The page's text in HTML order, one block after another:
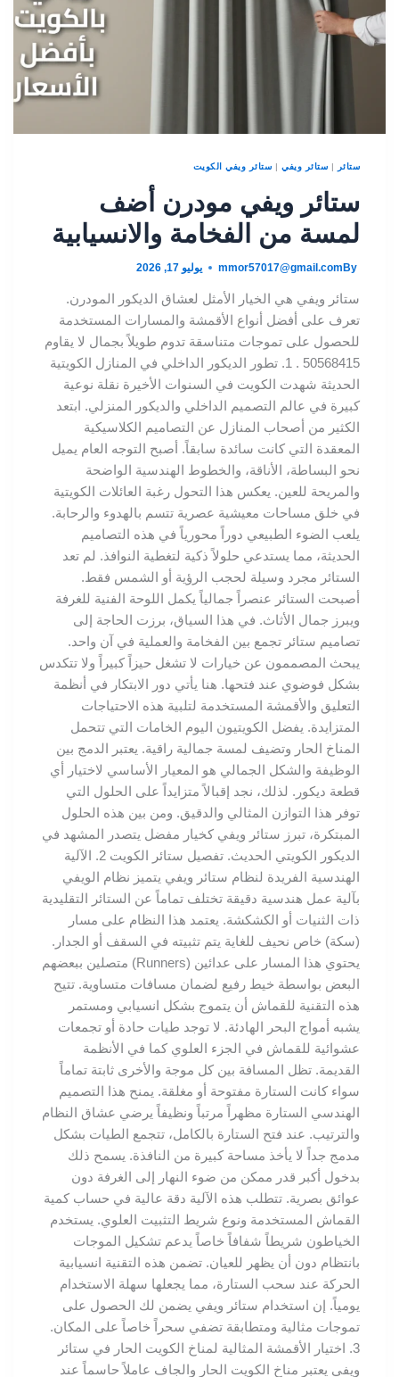
ستائر|ستائر ويفي|ستائر ويفي الكويت
ستائر ويفي مودرن أضف
لمسة من الفخامة والانسيابية
mmor57017@gmail.com يوليو 17, 2026
ستائر ويفي هي الخيار الأمثل لعشاق الديكور المودرن.
تعرف على أفضل أنواع الأقمشة والمسارات المستخدمة
للحصول على تموجات متناسقة تدوم طويلاً بجمال لا يقاوم
50568415 . 1. تطور الديكور الداخلي في المنازل الكويتية
الحديثة شهدت الكويت في السنوات الأخيرة نقلة نوعية
كبيرة في عالم التصميم الداخلي والديكور المنزلي. ابتعد
الكثير من أصحاب المنازل عن التصاميم الكلاسيكية
المعقدة التي كانت سائدة سابقاً. أصبح التوجه العام يميل
نحو البساطة، الأناقة، والخطوط الهندسية الواضحة
والمريحة للعين. يعكس هذا التحول رغبة العائلات الكويتية
في خلق مساحات معيشية عصرية تتسم بالهدوء والرحابة.
يلعب الضوء الطبيعي دوراً محورياً في هذه التصاميم
الحديثة، مما يستدعي حلولاً ذكية لتغطية النوافذ. لم تعد
الستائر مجرد وسيلة لحجب الرؤية أو الشمس فقط.
أصبحت الستائر عنصراً جمالياً يكمل اللوحة الفنية للغرفة
ويبرز جمال الأثاث. في هذا السياق، برزت الحاجة إلى
تصاميم ستائر تجمع بين الفخامة والعملية في آن واحد.
يبحث المصممون عن خيارات لا تشغل حيزاً كبيراً ولا تتكدس
بشكل فوضوي عند فتحها. هنا يأتي دور الابتكار في أنظمة
التعليق والأقمشة المستخدمة لتلبية هذه الاحتياجات
المتزايدة. يفضل الكويتيون اليوم الخامات التي تتحمل
المناخ الحار وتضيف لمسة جمالية راقية. يعتبر الدمج بين
الوظيفة والشكل الجمالي هو المعيار الأساسي لاختيار أي
قطعة ديكور. لذلك، نجد إقبالاً متزايداً على الحلول التي
توفر هذا التوازن المثالي والدقيق. ومن بين هذه الحلول
المبتكرة، تبرز ستائر ويفي كخيار مفضل يتصدر المشهد في
الديكور الكويتي الحديث. تفصيل ستائر الكويت 2. الآلية
الهندسية الفريدة لنظام ستائر ويفي يتميز نظام الويفي
بآلية عمل هندسية دقيقة تختلف تماماً عن الستائر التقليدية
ذات الثنيات أو الكشكشة. يعتمد هذا النظام على مسار
(سكة) خاص نحيف للغاية يتم تثبيته في السقف أو الجدار.
يحتوي هذا المسار على عدائين (Runners) متصلين ببعضهم
البعض بواسطة خيط رفيع لضمان مسافات متساوية. تتيح
هذه التقنية للقماش أن يتموج بشكل انسيابي ومستمر
يشبه أمواج البحر الهادئة. لا توجد طيات حادة أو تجمعات
عشوائية للقماش في الجزء العلوي كما في الأنظمة
القديمة. تظل المسافة بين كل موجة والأخرى ثابتة تماماً
سواء كانت الستارة مفتوحة أو مغلقة. يمنح هذا التصميم
الهندسي الستارة مظهراً مرتباً ونظيفاً يرضي عشاق النظام
والترتيب. عند فتح الستارة بالكامل، تتجمع الطيات بشكل
مدمج جداً لا يأخذ مساحة كبيرة من النافذة. يسمح ذلك
بدخول أكبر قدر ممكن من ضوء النهار إلى الغرفة دون
عوائق بصرية. تتطلب هذه الآلية دقة عالية في حساب كمية
القماش المستخدمة ونوع شريط التثبيت العلوي. يستخدم
الخياطون شريطاً شفافاً خاصاً يدعم تشكيل الموجات
بانتظام دون أن يظهر للعيان. تضمن هذه التقنية انسيابية
الحركة عند سحب الستارة، مما يجعلها سهلة الاستخدام
يومياً. إن استخدام ستائر ويفي يضمن لك الحصول على
تموجات مثالية ومتطابقة تضفي سحراً خاصاً على المكان.
3. اختيار الأقمشة المثالية لمناخ الكويت الحار في ستائر
ويفي يعتبر مناخ الكويت الحار والجاف عاملاً حاسماً عند